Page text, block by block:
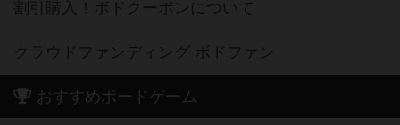
割引購入！ボドクーポンについて
クラウドファンディング ボドファン
おすすめボードゲーム